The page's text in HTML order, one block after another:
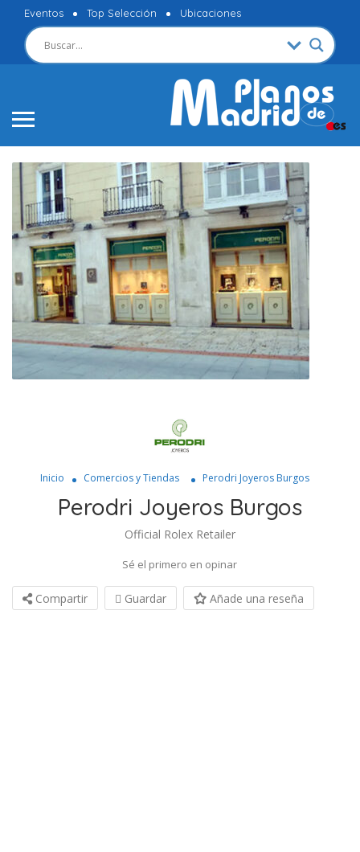
Eventos Top Selección Ubicaciones
Inicio Comercios y Tiendas Perodri Joyeros Burgos
Perodri Joyeros Burgos
Official Rolex Retailer
Sé el primero en opinar
Compartir Guardar Añade una reseña